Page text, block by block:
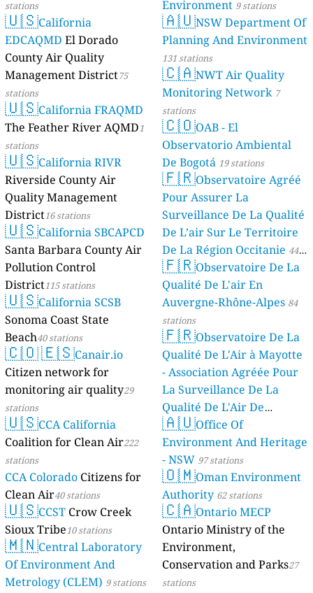
stations
🇺🇸California
EDCAQMD El Dorado
County Air Quality
Management District75
stations
🇺🇸California FRAQMD
The Feather River AQMD1
stations
🇺🇸California RIVR
Riverside County Air
Quality Management
District16 stations
🇺🇸California SBCAPCD
Santa Barbara County Air
Pollution Control
District115 stations
🇺🇸California SCSB
Sonoma Coast State
Beach40 stations
🇨🇴🇪🇸Canair.io
Citizen network for
monitoring air quality29
stations
🇺🇸CCA California
Coalition for Clean Air222
stations
CCA Colorado Citizens for
Clean Air40 stations
🇺🇸CCST Crow Creek
Sioux Tribe10 stations
🇲🇳Central Laboratory
Of Environment And
Metrology (CLEM) 9 stations
Environment 9 stations
🇦🇺NSW Department Of
Planning And Environment
131 stations
🇨🇦NWT Air Quality
Monitoring Network 7
stations
🇨🇴OAB - El
Observatorio Ambiental
De Bogotá 19 stations
🇫🇷Observatoire Agréé
Pour Assurer La
Surveillance De La Qualité
De L’air Sur Le Territoire
De La Région Occitanie 44
stations
🇫🇷Observatoire De La
Qualité De L'air En
Auvergne-Rhône-Alpes 84
stations
🇫🇷Observatoire De La
Qualité De L'Air à Mayotte
- Association Agréée Pour
La Surveillance De La
Qualité De L'Air De
Mayotte 4 stations
🇦🇺Office Of
Environment And Heritage
- NSW 97 stations
🇴🇲Oman Environment
Authority 62 stations
🇨🇦Ontario MECP
Ontario Ministry of the
Environment,
Conservation and Parks27
stations